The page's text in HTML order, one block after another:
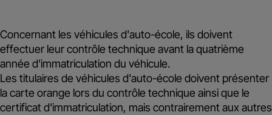
Concernant les véhicules d'auto-école, ils doivent
effectuer leur contrôle technique avant la quatrième
année d'immatriculation du véhicule.
Les titulaires de véhicules d'auto-école doivent présenter
lacarte orange lors du contrôle technique ainsi que le
certificat d'immatriculation, mais contrairement aux autres